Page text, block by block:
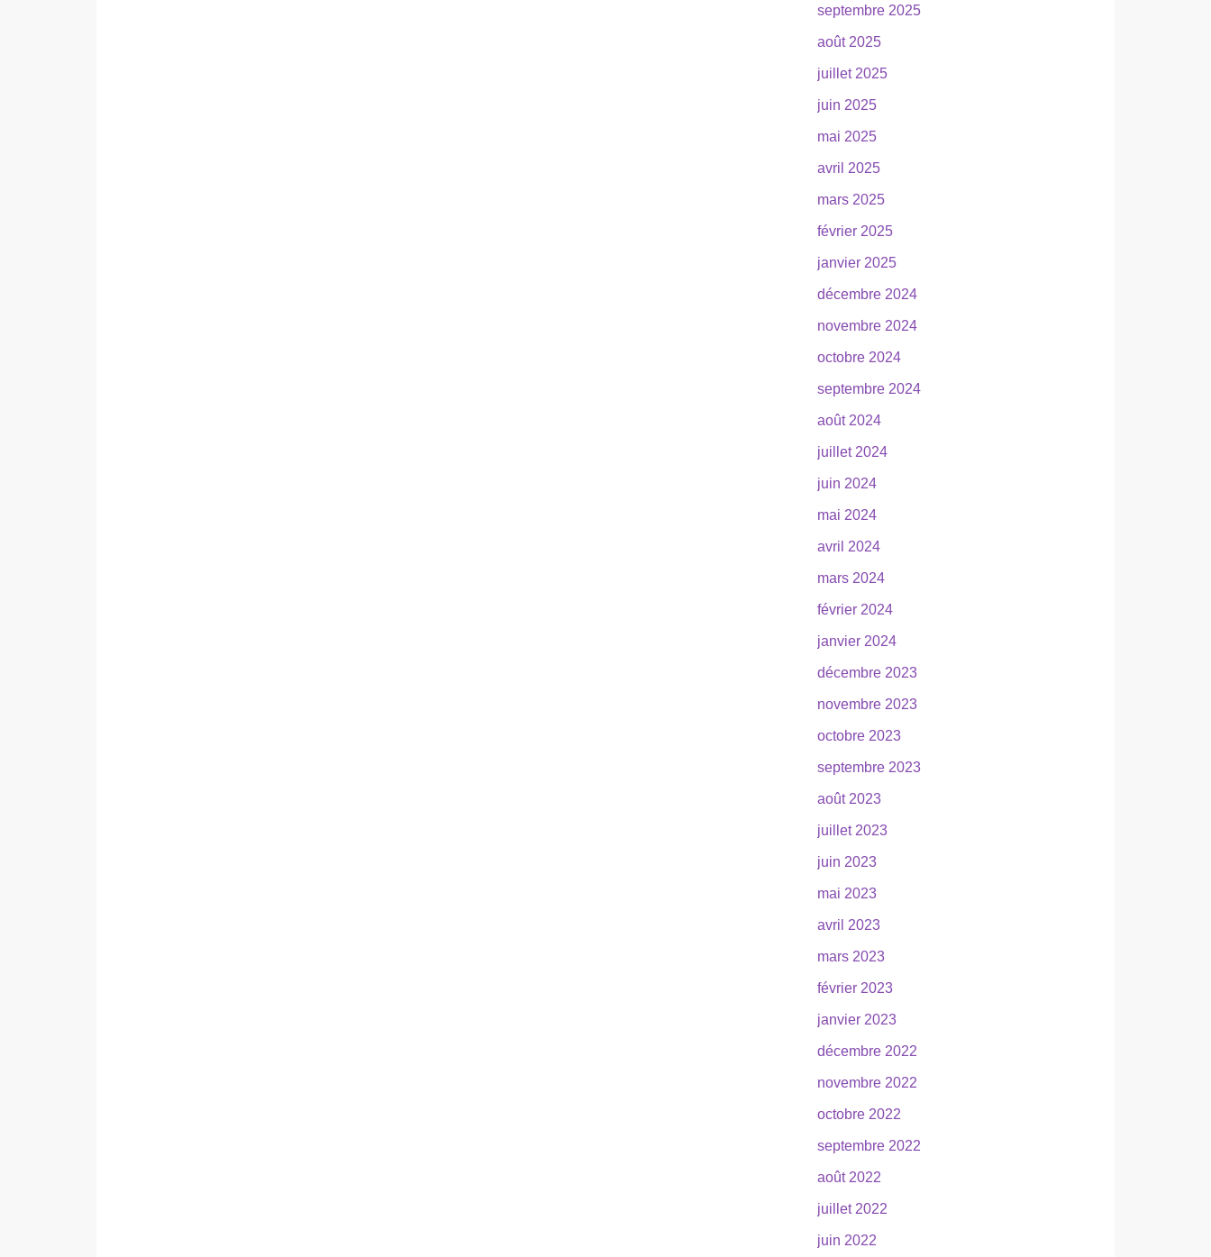
septembre 2025
août 2025
juillet 2025
juin 2025
mai 2025
avril 2025
mars 2025
février 2025
janvier 2025
décembre 2024
novembre 2024
octobre 2024
septembre 2024
août 2024
juillet 2024
juin 2024
mai 2024
avril 2024
mars 2024
février 2024
janvier 2024
décembre 2023
novembre 2023
octobre 2023
septembre 2023
août 2023
juillet 2023
juin 2023
mai 2023
avril 2023
mars 2023
février 2023
janvier 2023
décembre 2022
novembre 2022
octobre 2022
septembre 2022
août 2022
juillet 2022
juin 2022